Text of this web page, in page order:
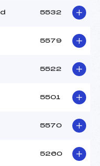
5532
5579
5522
5501
5570
5260